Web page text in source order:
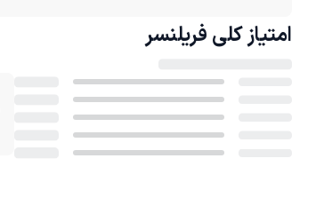
امتیاز کلی فریلنسر